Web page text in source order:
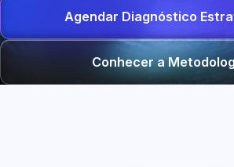
Agendar Diagnóstico
Conhecer a